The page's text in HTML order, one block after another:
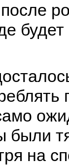
были
на